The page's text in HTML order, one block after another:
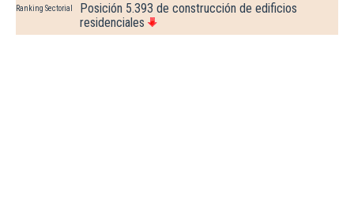
Ranking Sectorial
Posición 5.393 de construcción de edificios
residenciales